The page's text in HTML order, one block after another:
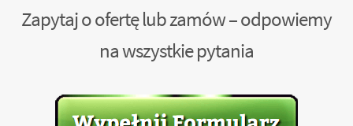
Zapytaj o ofertę lub zamów – odpowiemy
na wszystkie pytania